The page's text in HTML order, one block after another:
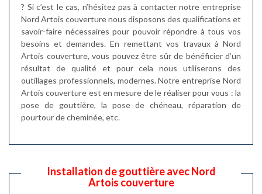
? Si c’est le cas, n’hésitez pas à contacter notre entreprise
Nord Artois couverture nous disposons des qualifications et
savoir-faire nécessaires pour pouvoir répondre à tous vos
besoins et demandes. En remettant vos travaux à Nord
Artois couverture, vous pouvez être sûr de bénéficier d’un
résultat de qualité et pour cela nous utiliserons des
outillages professionnels, modernes. Notre entreprise Nord
Artois couverture est en mesure de le réaliser pour vous : la
pose de gouttière, la pose de chéneau, réparation de
pourtour de cheminée, etc.
Installation de gouttière avec Nord
Artois couverture